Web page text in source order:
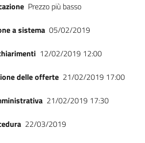
Prezzo più basso
a sistema 05/02/2019
12/02/2019 12:00
delle offerte 21/02/2019 17:00
21/02/2019 17:30
22/03/2019